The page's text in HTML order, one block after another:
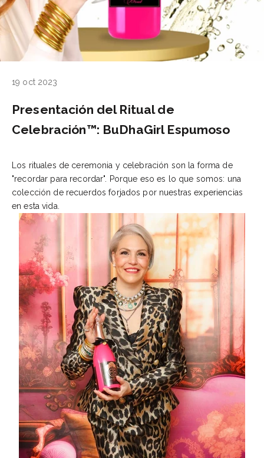
19 oct 2023
Presentación del Ritual de
Celebración™: BuDhaGirl Espumoso
Los rituales de ceremonia y celebración son la forma de
"recordar para recordar". Porque eso es lo que somos: una
colección de recuerdos forjados por nuestras experiencias
en esta vida.